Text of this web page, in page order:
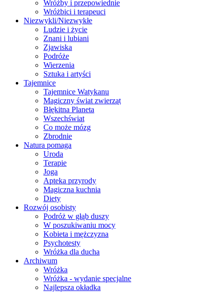
Wróżby i przepowiednie
Wróżbici i terapeuci
Niezwykli/Niezwykłe
Ludzie i życie
Znani i lubiani
Zjawiska
Podróże
Wierzenia
Sztuka i artyści
Tajemnice
Tajemnice Watykanu
Magiczny świat zwierząt
Błękitna Planeta
Wszechświat
Co może mózg
Zbrodnie
Natura pomaga
Uroda
Terapie
Joga
Apteka przyrody
Magiczna kuchnia
Diety
Rozwój osobisty
Podróż w głąb duszy
W poszukiwaniu mocy
Kobieta i mężczyzna
Psychotesty
Wróżka dla ducha
Archiwum
Wróżka
Wróżka - wydanie specjalne
Najlepsza okładka